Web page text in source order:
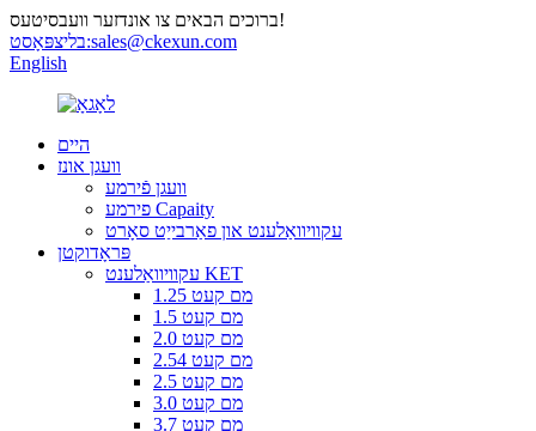
ברוכים הבאים צו אונדזער וועבסיטעס!
בליצפּאָסט:sales@ckexun.com
English
היים
וועגן אונז
וועגן פֿירמע
פירמע Capaity
עקוויוואַלענט און פאַרבייַט סאָרט
פּראָדוקטן
עקוויוואַלענט KET
1.25 מם קעט
1.5 מם קעט
2.0 מם קעט
2.54 מם קעט
2.5 מם קעט
3.0 מם קעט
3.7 מם קעט